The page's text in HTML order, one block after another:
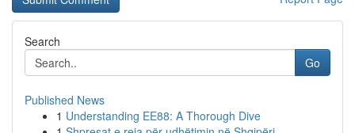
Search
Go
Published News
1 Understanding EE88: A Thorough Dive